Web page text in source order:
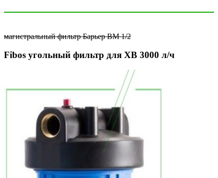
магистральный фильтр Барьер BM 1/2
Fibos угольный фильтр для ХВ 3000 л/ч